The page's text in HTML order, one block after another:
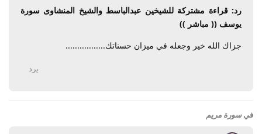
رد: قراءة مشتركة للشيخين عبدالباسط والشيخ المنشاوى سورة
يوسف (( مباشر ))
جزاك الله خير وجعله في ميزان حسناتك.................
يرد
فيسورة مريم